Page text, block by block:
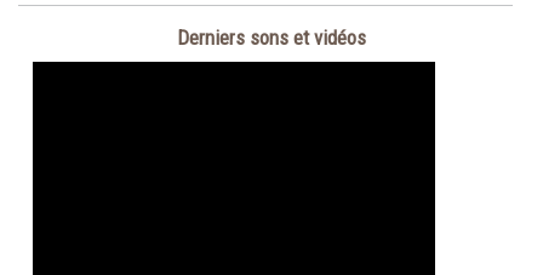
Derniers sons et vidéos